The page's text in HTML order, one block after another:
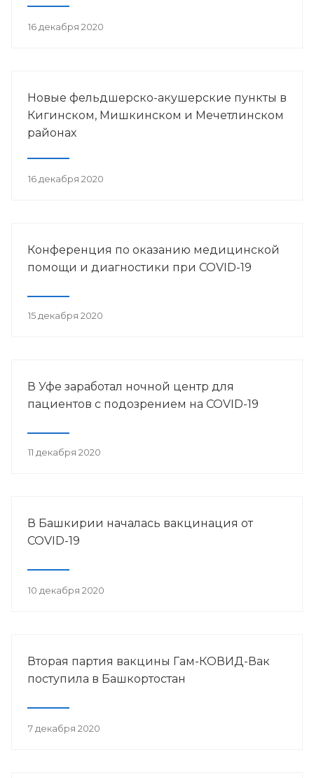
16 декабря 2020
Новые фельдшерско-акушерские пункты в
Кигинском, Мишкинском и Мечетлинском
районах
16 декабря 2020
Конференция по оказанию медицинской
помощи и диагностики при COVID-19
15 декабря 2020
В Уфе заработал ночной центр для
пациентов с подозрением на COVID-19
11 декабря 2020
В Башкирии началась вакцинация от
COVID-19
10 декабря 2020
Вторая партия вакцины Гам-КОВИД-Вак
поступила в Башкортостан
7 декабря 2020